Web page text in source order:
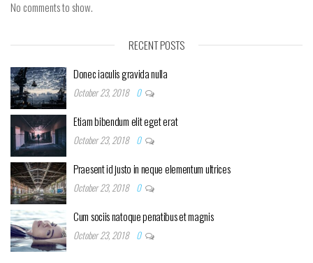
No comments to show.
RECENT POSTS
Donec iaculis gravida nulla
October 23, 2018 0
Etiam bibendum elit eget erat
October 23, 2018 0
Praesent id justo in neque elementum ultrices
October 23, 2018 0
Cum sociis natoque penatibus et magnis
October 23, 2018 0